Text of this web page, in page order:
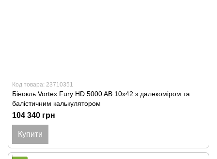
Код товара: 23710351
Бінокль Vortex Fury HD 5000 AB 10х42 з далекоміром та
балістичним калькулятором
104 340 грн
Купити